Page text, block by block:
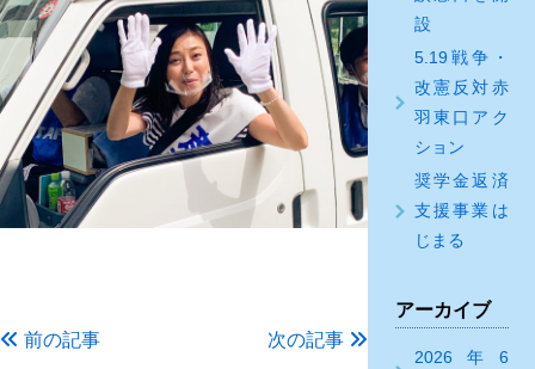
前の記事 次の記事
設
5.19戦争・
改憲反対赤
羽東口アク
ション
奨学金返済
支援事業は
じまる
アーカイブ
2026年6